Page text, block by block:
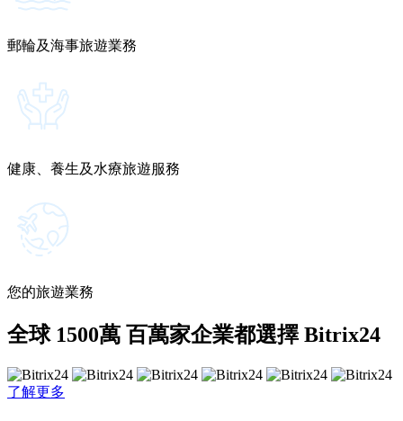
郵輪及海事旅遊業務
健康、養生及水療旅遊服務
您的旅遊業務
全球 1500萬 百萬家企業都選擇 Bitrix24
了解更多